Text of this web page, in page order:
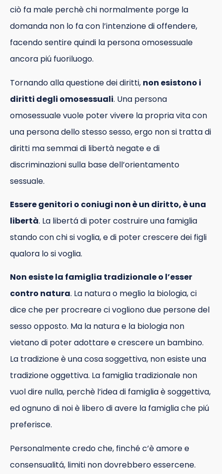
ciò fa male perchè chi normalmente porge la
domanda non lo fa con l’intenzione di offendere,
facendo sentire quindi la persona omosessuale
ancora piú fuoriluogo.
Tornando alla questione dei diritti, non esistono i
diritti degli omosessuali. Una persona
omosessuale vuole poter vivere la propria vita con
una persona dello stesso sesso, ergo non si tratta di
diritti ma semmai di libertà negate e di
discriminazioni sulla base dell’orientamento
sessuale.
Essere genitori o coniugi non è un diritto, è una
libertà. La libertá di poter costruire una famiglia
stando con chi si voglia, e di poter crescere dei figli
qualora lo si voglia.
Non esiste la famiglia tradizionale o l’esser
contro natura. La natura o meglio la biologia, ci
dice che per procreare ci vogliono due persone del
sesso opposto. Ma la natura e la biologia non
vietano di poter adottare e crescere un bambino.
La tradizione è una cosa soggettiva, non esiste una
tradizione oggettiva. La famiglia tradizionale non
vuol dire nulla, perchè l’idea di famiglia è soggettiva,
ed ognuno di noi è libero di avere la famiglia che piú
preferisce.
Personalmente credo che, finché c’è amore e
consensualitá, limiti non dovrebbero essercene.